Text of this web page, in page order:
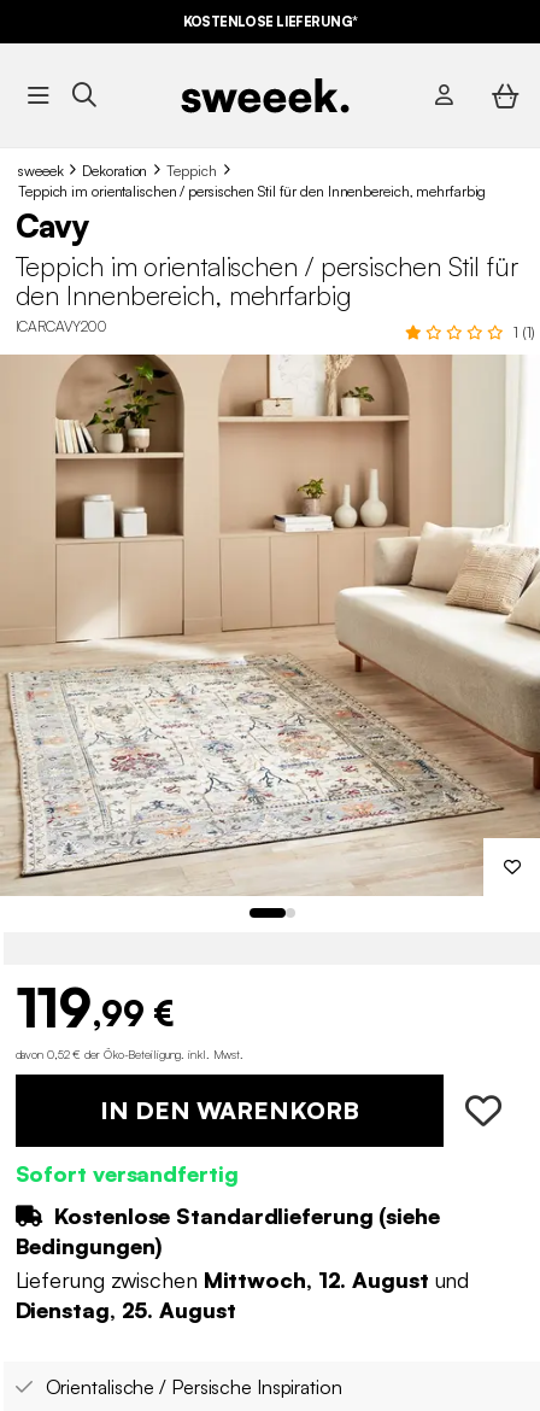
KOSTENLOSE LIEFERUNG*
sweeek Dekoration
Teppich
Teppich im orientalischen / persischen Stil für den Innenbereich, mehrfarbig
Cavy
Teppich im orientalischen / persischen Stil für
den Innenbereich, mehrfarbig
ICARCAVY200 1 (1)
119,99 €
davon 0,52 € der Öko-Beteiligung inkl. Mwst.
IN DEN WARENKORB
Sofort versandfertig
Kostenlose Standardlieferung (siehe
Bedingungen)
Lieferung zwischen Mittwoch, 12. August und
Dienstag, 25. August
Orientalische / Persische Inspiration